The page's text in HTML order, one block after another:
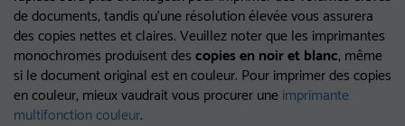
de documents, tandis qu'une résolution élevée vous assurera
des copies nettes et claires. Veuillez noter que les imprimantes
monochromes produisent descopies en noir et blanc, même
si le document original est en couleur. Pour imprimer des copies
en couleur, mieux vaudrait vous procurer uneimprimante
multifonction couleur.